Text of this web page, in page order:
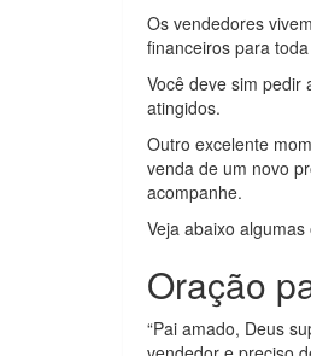
Os vendedores
financeiros para
Você deve sim pedir
atingidos.
Outro excelente
venda de um novo
acompanhe.
Veja abaixo
Oração
“Pai amado, Deus